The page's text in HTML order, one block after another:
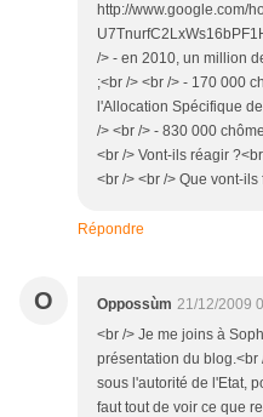
http://www.google.com/
/> - en 2010, un million
;<br /> <br /> - 170 000
l'Allocation Spécifique
/> <br /> - 830 000
<br /> Vont-ils réagir
<br /> <br /> Que vont-
Répondre
O Oppossùm 21/12/2009
<br /> Je me joins à
présentation du blog.<br
sous l'autorité de l'Etat,
faut tout de voir ce que